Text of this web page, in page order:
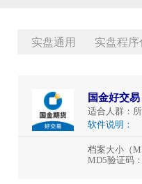
实盘通用 实盘程序
国金好交易
适合人群：
软件说明：
档案大小（
MD5验证码